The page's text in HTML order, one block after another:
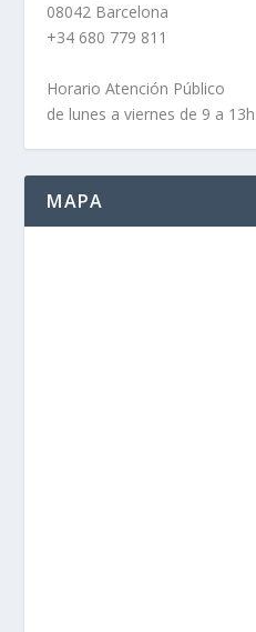
08042 Barcelona
+34 680 779 811
Horario Atención Público
de lunes a viernes de 9 a 13h
MAPA